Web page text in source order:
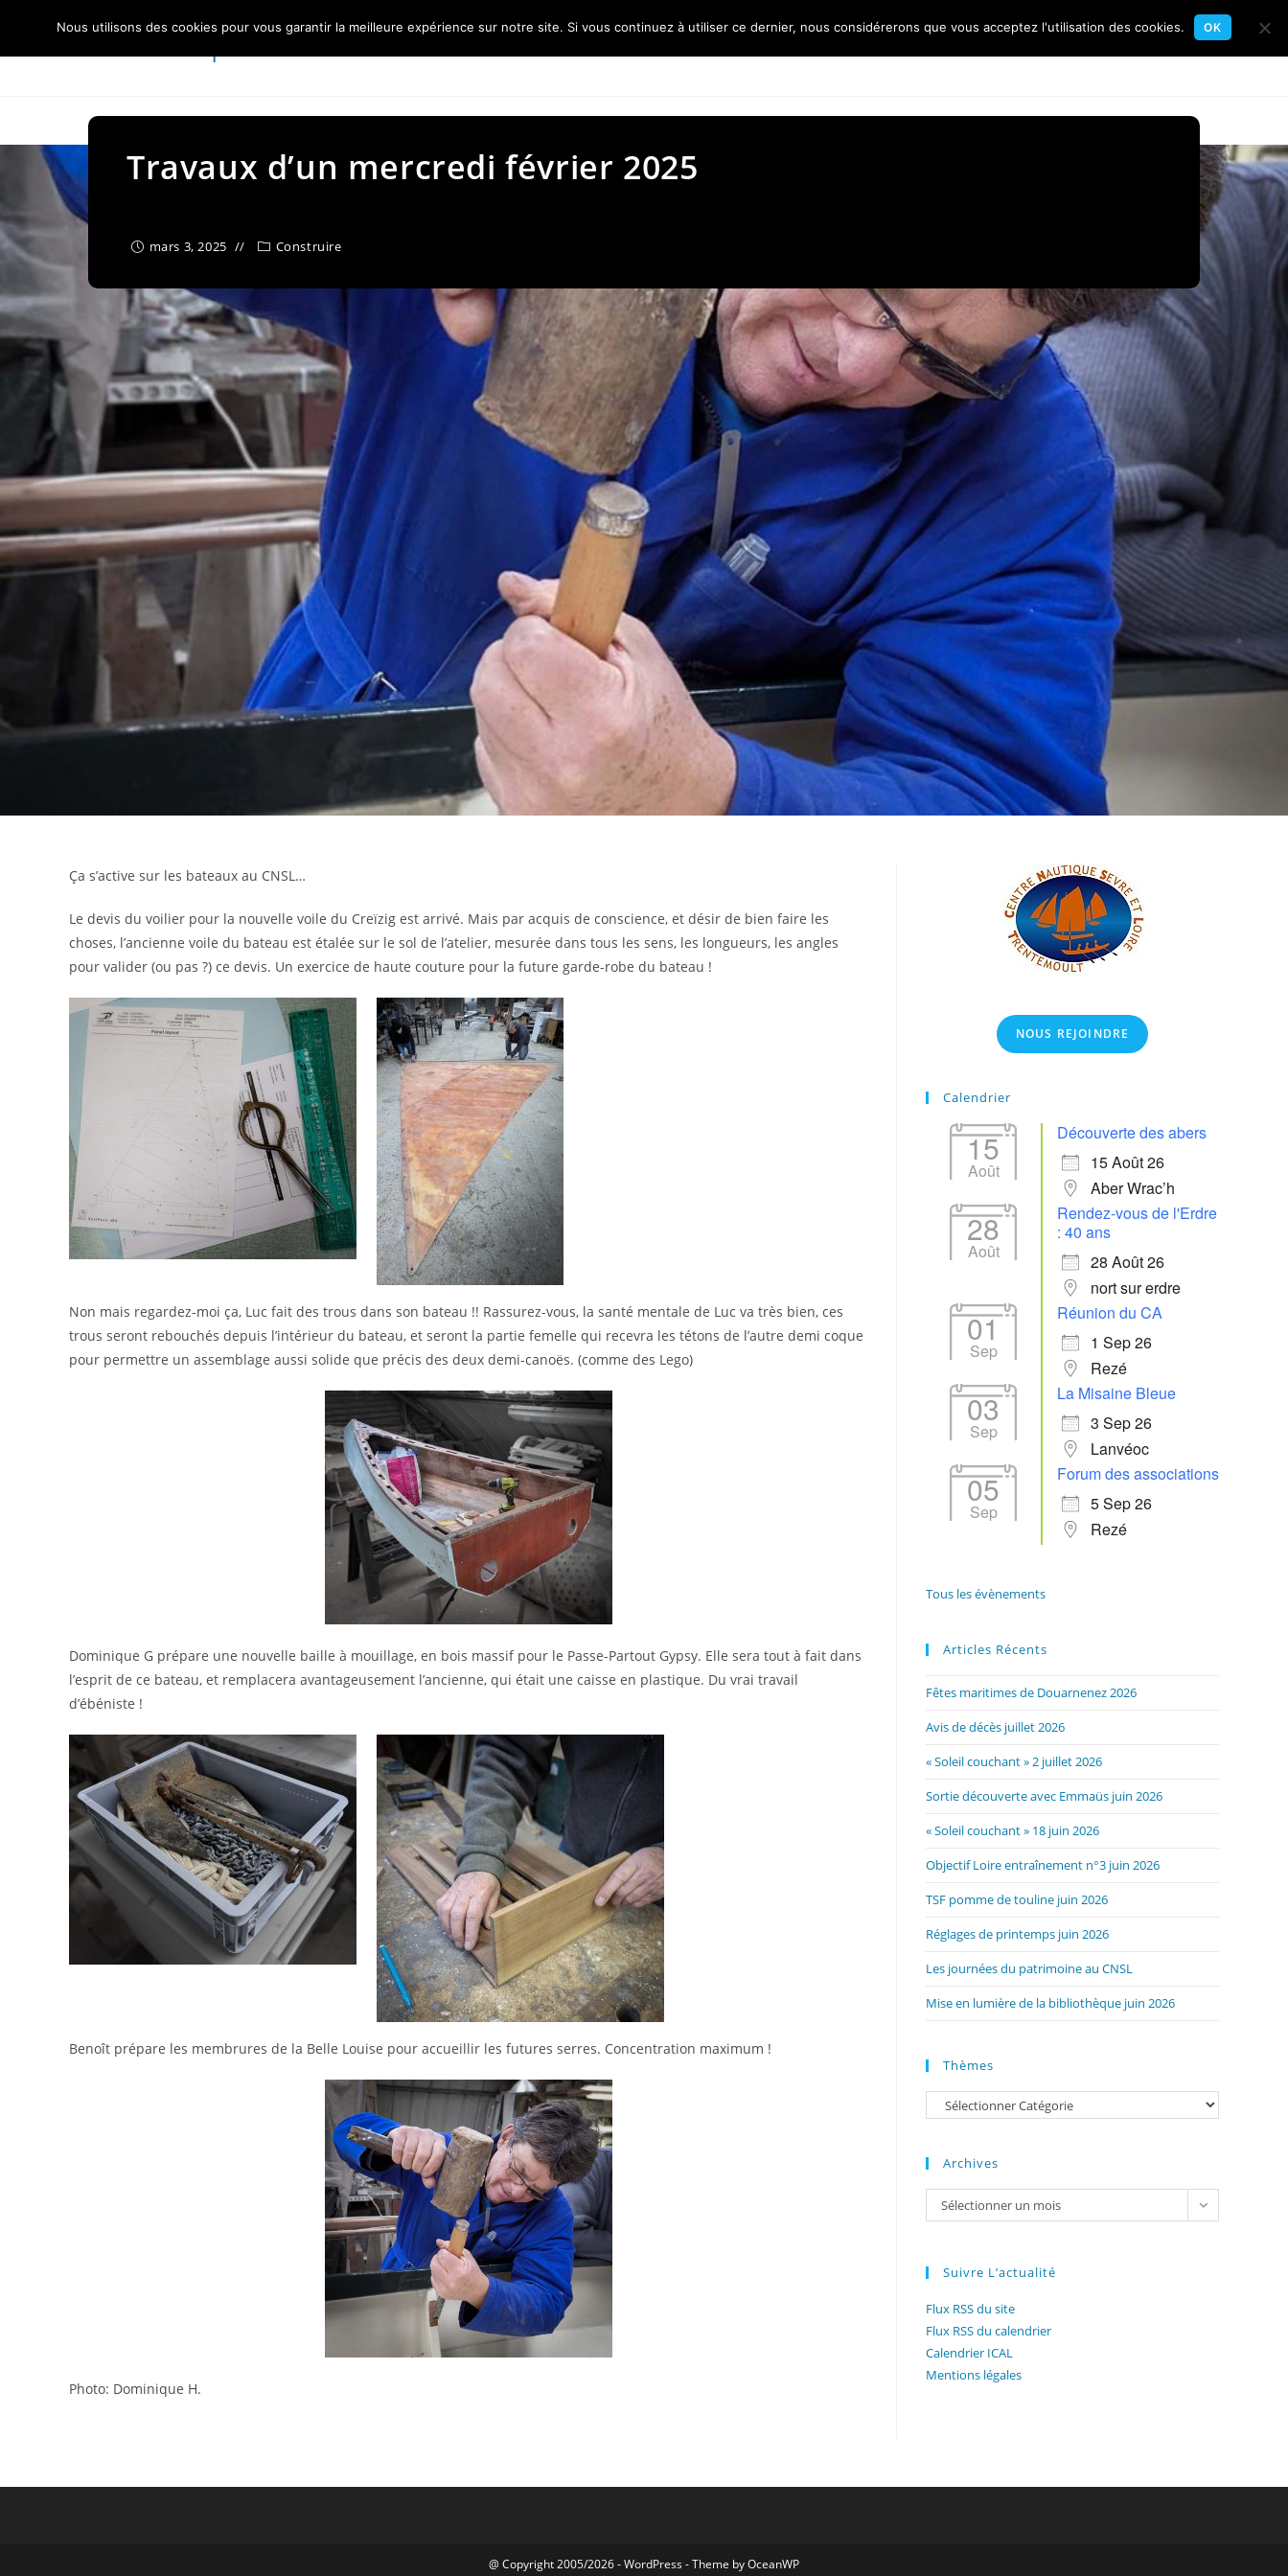
content
website
search
Travaux d’un mercredi février 2025
mars 3, 2025 Construire
Ça s’active sur les bateaux au CNSL…
Le devis du voilier pour la nouvelle voile du Creïzig est arrivé. Mais par acquis de conscience, et désir de bien faire les
choses, l’ancienne voile du bateau est étalée sur le sol de l’atelier, mesurée dans tous les sens, les longueurs, les angles
pour valider (ou pas ?) ce devis. Un exercice de haute couture pour la future garde-robe du bateau !
Non mais regardez-moi ça, Luc fait des trous dans son bateau !! Rassurez-vous, la santé mentale de Luc va très bien, ces
trous seront rebouchés depuis l’intérieur du bateau, et seront la partie femelle qui recevra les tétons de l’autre demi coque
pour permettre un assemblage aussi solide que précis des deux demi-canoës. (comme des Lego)
Dominique G prépare une nouvelle baille à mouillage, en bois massif pour le Passe-Partout Gypsy. Elle sera tout à fait dans
l’esprit de ce bateau, et remplacera avantageusement l’ancienne, qui était une caisse en plastique. Du vrai travail
d’ébéniste !
Benoît prépare les membrures de la Belle Louise pour accueillir les futures serres. Concentration maximum !
Photo: Dominique H.
NOUS REJOINDRE
Calendrier
15
Août
Découverte des abers
15 Août 26
Aber Wrac’h
28
Août
Rendez-vous de l'Erdre
: 40 ans
28 Août 26
nort sur erdre
01
Sep
Réunion du CA
1 Sep 26
Rezé
03
Sep
La Misaine Bleue
3 Sep 26
Lanvéoc
05
Sep
Forum des associations
5 Sep 26
Rezé
Tous les évènements
Articles Récents
Fêtes maritimes de Douarnenez 2026
Avis de décès juillet 2026
« Soleil couchant » 2 juillet 2026
Sortie découverte avec Emmaüs juin 2026
« Soleil couchant » 18 juin 2026
Objectif Loire entraînement n°3 juin 2026
TSF pomme de touline juin 2026
Réglages de printemps juin 2026
Les journées du patrimoine au CNSL
Mise en lumière de la bibliothèque juin 2026
Thèmes
Catégories
Archives
Archives
Sélectionner un mois
Suivre L’actualité
Flux RSS du site
Flux RSS du calendrier
Calendrier ICAL
Mentions légales
@ Copyright 2005/2026 - WordPress - Theme by OceanWP
Nous utilisons des cookies pour vous garantir la meilleure expérience sur notre site. Si vous continuez à utiliser ce dernier, nous considérerons que vous acceptez l'utilisation des cookies. OK